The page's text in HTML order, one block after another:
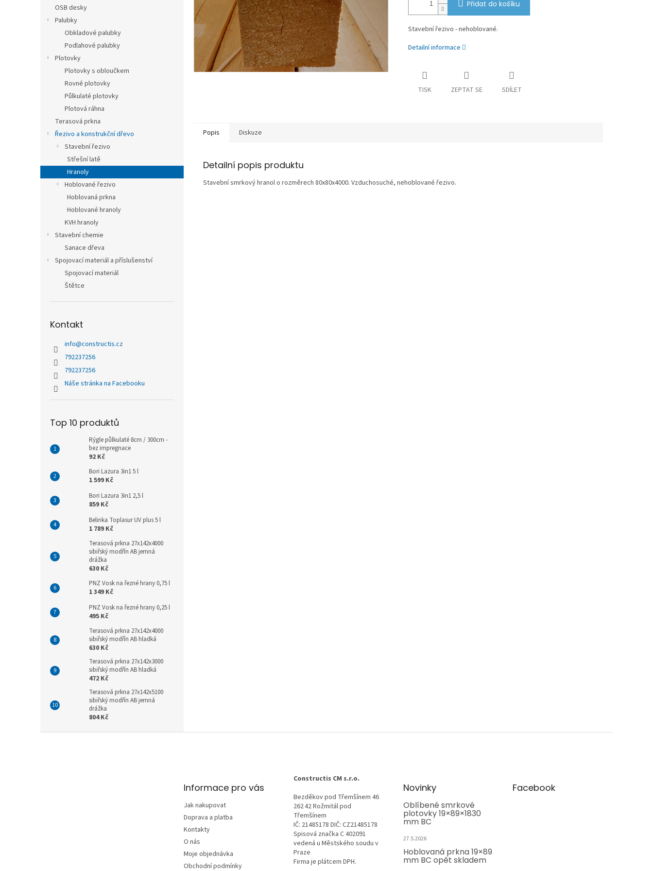
OSB desky
Palubky
Obkladové palubky
Podlahové palubky
Plotovky
Plotovky s obloučkem
Rovné plotovky
Půlkulaté plotovky
Plotová ráhna
Terasová prkna
Řezivo a konstrukční dřevo
Stavební řezivo
Střešní latě
Hranoly
Hoblované řezivo
Hoblovaná prkna
Hoblované hranoly
KVH hranoly
Stavební chemie
Sanace dřeva
Spojovací materiál a příslušenství
Spojovací materiál
Štětce
Kontakt
info@constructis.cz
792237256
792237256
Náše stránka na Facebooku
Top 10 produktů
Rýgle půlkulaté 8cm / 300cm -
bez impregnace
92 Kč
Bori Lazura 3in1 5 l
1 599 Kč
Bori Lazura 3in1 2,5 l
859 Kč
Belinka Toplasur UV plus 5 l
1 789 Kč
Terasová prkna 27x142x4000
sibiřský modřín AB jemná
drážka
630 Kč
PNZ Vosk na řezné hrany 0,75 l
1 349 Kč
PNZ Vosk na řezné hrany 0,25 l
495 Kč
Terasová prkna 27x142x4000
sibiřský modřín AB hladká
630 Kč
Terasová prkna 27x142x3000
sibiřský modřín AB hladká
472 Kč
Terasová prkna 27x142x5100
sibiřský modřín AB jemná
drážka
804 Kč
Přidat do košíku
Stavební řezivo - nehoblované.
Detailní informace
TISK ZEPTAT SE SDÍLET
Popis Diskuze
Detailní popis produktu
Stavební smrkový hranol o rozměrech 80x80x4000. Vzduchosuché, nehoblované řezivo.
Informace pro vás
Jak nakupovat
Doprava a platba
Kontakty
O nás
Moje objednávka
Obchodní podmínky
Constructis CM s.r.o.
Bezděkov pod Třemšínem 46
262 42 Rožmitál pod
Třemšínem
IČ: 21485178 DIČ: CZ21485178
Spisová značka C 402091
vedená u Městského soudu v
Praze
Firma je plátcem DPH.
Novinky
Oblíbené smrkové
plotovky 19×89×1830
mm BC
27.5.2026
Hoblovaná prkna 19×89
mm BC opět skladem
Facebook